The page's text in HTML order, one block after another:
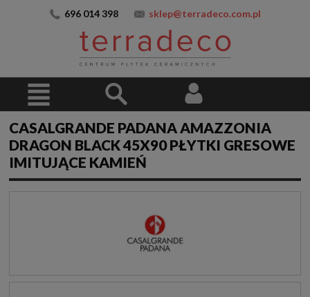
696 014 398 sklep@terradeco.com.pl
CASALGRANDE PADANA AMAZZONIA
DRAGON BLACK 45X90 PŁYTKI GRESOWE
IMITUJĄCE KAMIEŃ